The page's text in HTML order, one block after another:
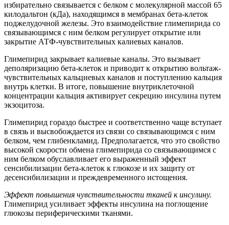
избирательно связывается с белком с молекулярной массой 65
килодальтон (кДа), находящимся в мембранах бета-клеток
поджелудочной железы. Это взаимодействие глимепирида со
связывающимся с ним белком регулирует открытие или
закрытие АТФ-чувствительных калиевых каналов.
Глимепирид закрывает калиевые каналы. Это вызывает
деполяризацию бета-клеток и приводит к открытию вольтаж-
чувствительных кальциевых каналов и поступлению кальция
внутрь клетки. В итоге, повышение внутриклеточной
концентрации кальция активирует секрецию инсулина путем
экзоцитоза.
Глимепирид гораздо быстрее и соответственно чаще вступает
в связь и высвобождается из связи со связывающимся с ним
белком, чем глибенкламид. Предполагается, что это свойство
высокой скорости обмена глимепирида со связывающимся с
ним белком обуславливает его выраженный эффект
сенсибилизации бета-клеток к глюкозе и их защиту от
десенсибилизации и преждевременного истощения.
Эффект повышения чувствительности тканей к инсулину.
Глимепирид усиливает эффекты инсулина на поглощение
глюкозы периферическими тканями.